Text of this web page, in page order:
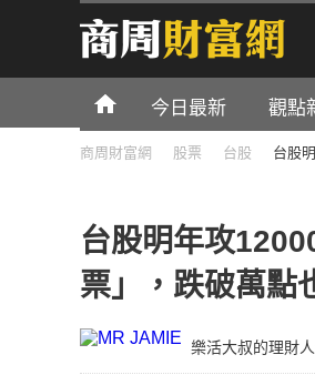
今日最新 觀點
商周財富網 股票 台股 台股
台股明年攻
票」，跌破萬點
樂活大叔的理財